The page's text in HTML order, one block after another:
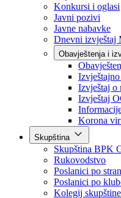
Sve vijesti
Izdvojeno
Najave
Konkursi i oglasi
Javni pozivi
Javne nabavke
Dnevni izvještaj
Obavještenja i
Izvještajno
Izvještaj o
Izvještaj
Korona
Skupština
Skupština BPK
Rukovodstvo